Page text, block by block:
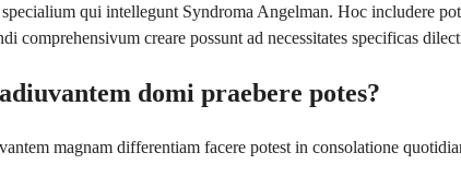
qui intellegunt Syndroma Angelman. Hoc includere
comprehensivum creare possunt ad necessitates specificas
domi praebere potes?
magnam differentiam facere potest in consolatione